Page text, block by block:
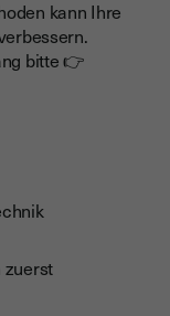
kann Ihre
bitte 👉
zuerst